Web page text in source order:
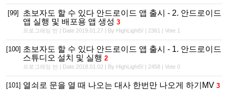
[99]
초보자도 할 수 있다 안드로이드 앱 출시 - 2. 안드로이드
앱 실행 및 배포용 앱 생성 3
프로그래밍 반 | Date 2019.01.27 | By HighLight5! | 2361 | Vote 1
[100] 초보자도 할 수 있다 안드로이드 앱 출시 - 1. 안드로이드
스튜디오 설치 및 실행 2
프로그래밍 반 | Date 2018.01.02 | By HighLight5! | 2458 | Vote 0
[101] 열쇠로 문을 열 때 나오는 대사 한번만 나오게 하기MV 3